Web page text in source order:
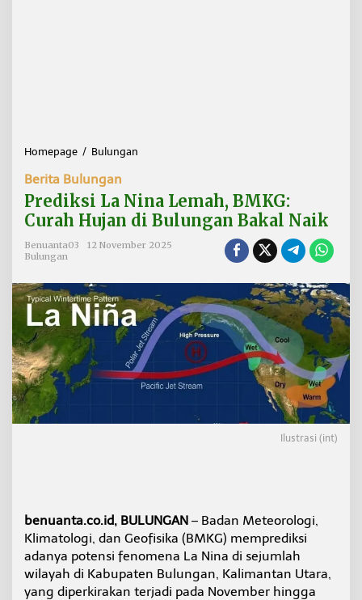
Homepage / Bulungan
d
i
k
a
N
i
n
a
L
e
m
,
C
r
a
h
H
Berita Bulungan
Prediksi La Nina Lemah, BMKG:
Curah Hujan di Bulungan Bakal Naik
Benuanta03
12 November 2025
Bulungan
Ilustrasi (int)
benuanta.co.id, BULUNGAN – Badan Meteorologi,
Klimatologi, dan Geofisika (BMKG) memprediksi
adanya potensi fenomena La Nina di sejumlah
wilayah di Kabupaten Bulungan, Kalimantan Utara,
yang diperkirakan terjadi pada November hingga